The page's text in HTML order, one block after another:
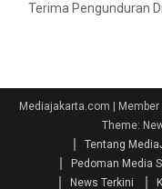
Terima Pengunduran
Mediajakarta.com | Member
Theme:
Tentang
Pedoman Media
News Terkini